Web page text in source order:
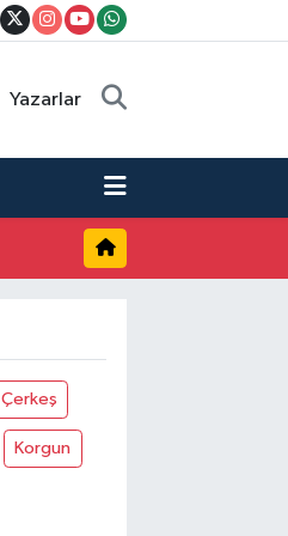
Yazarlar
Çerkeş
Korgun